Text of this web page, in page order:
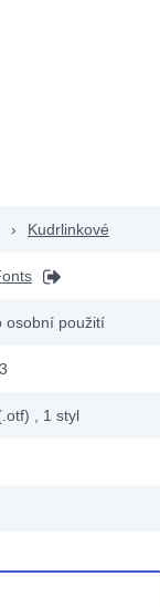
› Kudrlinkové
osobní použití
, 1 styl